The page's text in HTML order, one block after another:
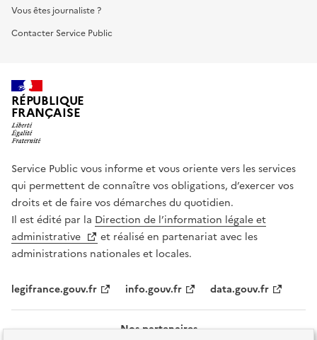
Vous êtes journaliste ?
Contacter Service Public
RÉPUBLIQUE
FRANÇAISE
Service Public vous informe et vous oriente vers les services
qui permettent de connaître vos obligations, d’exercer vos
droits et de faire vos démarches du quotidien.
Il est édité par la Direction de l’information légale et
administrative
et réalisé en partenariat avec les
administrations nationales et locales.
legifrance.gouv.fr info.gouv.fr data.gouv.fr
Nos partenaires